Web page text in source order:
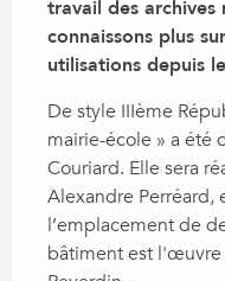
travail des archives
connaissons plus
utilisations depuis
De style IIIème
mairie-école » a été
Couriard. Elle sera
Alexandre Perréard,
l’emplacement de
bâtiment est l'œuvre